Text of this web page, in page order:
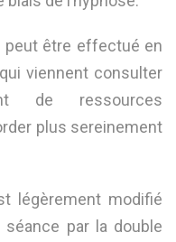
peut être effectué en
viennent consulter
de ressources
plus sereinement
légèrement modifié
par la double